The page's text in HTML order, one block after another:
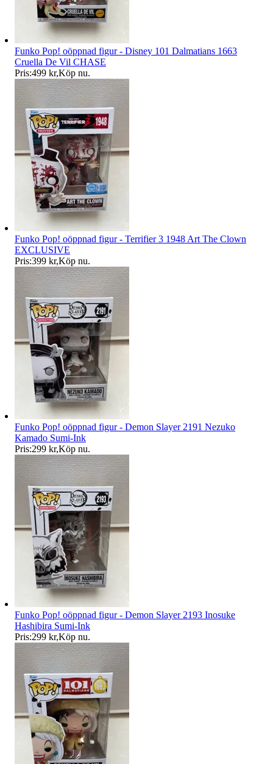
Funko Pop! oöppnad figur - Disney 101 Dalmatians 1663
Cruella De Vil CHASE
Pris:499 kr,Köp nu.
Funko Pop! oöppnad figur - Terrifier 3 1948 Art The Clown
EXCLUSIVE
Pris:399 kr,Köp nu.
Funko Pop! oöppnad figur - Demon Slayer 2191 Nezuko
Kamado Sumi-Ink
Pris:299 kr,Köp nu.
Funko Pop! oöppnad figur - Demon Slayer 2193 Inosuke
Hashibira Sumi-Ink
Pris:299 kr,Köp nu.